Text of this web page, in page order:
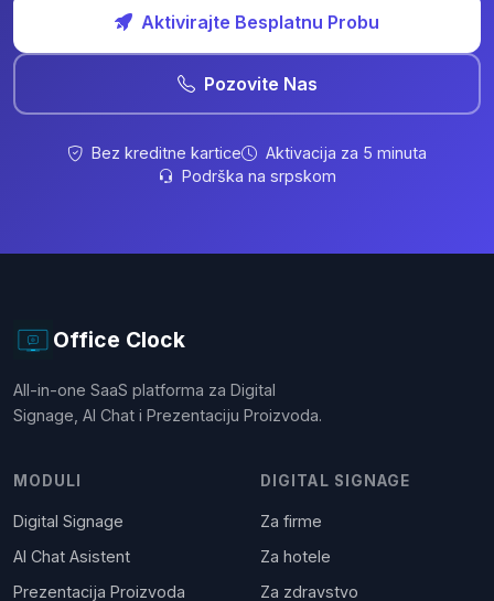
Aktivirajte Besplatnu Probu
Pozovite Nas
Bez kreditne kartice
Aktivacija za 5 minuta
Podrška na srpskom
Office Clock
All-in-one SaaS platforma za Digital
Signage, AI Chat i Prezentaciju Proizvoda.
MODULI
Digital Signage
AI Chat Asistent
Prezentacija Proizvoda
DIGITAL SIGNAGE
Za firme
Za hotele
Za zdravstvo